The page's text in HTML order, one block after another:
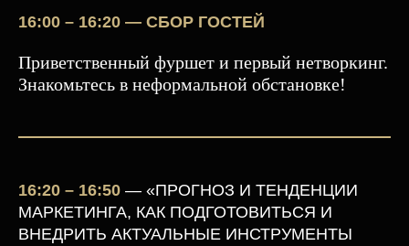
16:00 – 16:20 — СБОР ГОСТЕЙ
Приветственный фуршет и первый нетворкинг.
Знакомьтесь в неформальной обстановке!
16:20 – 16:50 — «ПРОГНОЗ И ТЕНДЕНЦИИ
МАРКЕТИНГА, КАК ПОДГОТОВИТЬСЯ И
ВНЕДРИТЬ АКТУАЛЬНЫЕ ИНСТРУМЕНТЫ